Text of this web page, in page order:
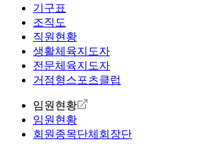
기구표
조직도
직원현황
생활체육지도자
전문체육지도자
거점형스포츠클럽
임원현황
임원현황
회원종목단체회장단